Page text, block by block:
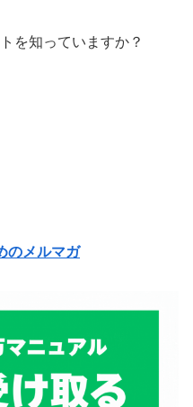
を知っていますか？
のメルマガ